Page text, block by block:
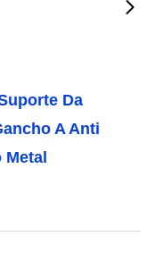
Da
A Anti